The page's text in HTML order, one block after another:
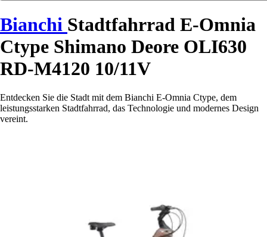
Bianchi Stadtfahrrad E-Omnia
Ctype Shimano Deore OLI630
RD-M4120 10/11V
Entdecken Sie die Stadt mit dem Bianchi E-Omnia Ctype, dem
leistungsstarken Stadtfahrrad, das Technologie und modernes Design
vereint.